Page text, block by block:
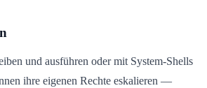
und ausführen oder mit System-Shells
ihre eigenen Rechte eskalieren —